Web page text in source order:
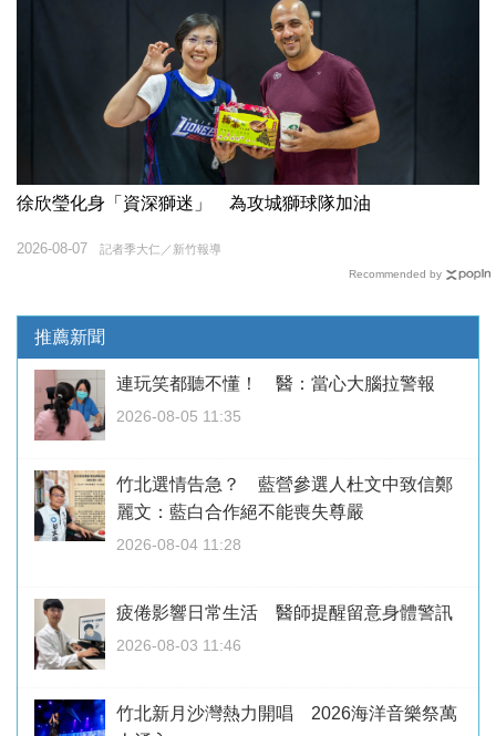
徐欣瑩化身「資深獅迷」 為攻城獅球隊加油
記者季大仁／新竹報導
2026-08-07
Recommended by
推薦新聞
連玩笑都聽不懂！ 醫：當心大腦拉警報
2026-08-05 11:35
竹北選情告急？ 藍營參選人杜文中致信鄭
麗文：藍白合作絕不能喪失尊嚴
2026-08-04 11:28
疲倦影響日常生活 醫師提醒留意身體警訊
2026-08-03 11:46
竹北新月沙灣熱力開唱 2026海洋音樂祭萬